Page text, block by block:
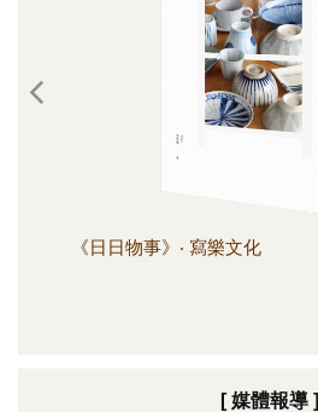
《日日物事》‧ 寫樂文化
[ 媒體報導 ]